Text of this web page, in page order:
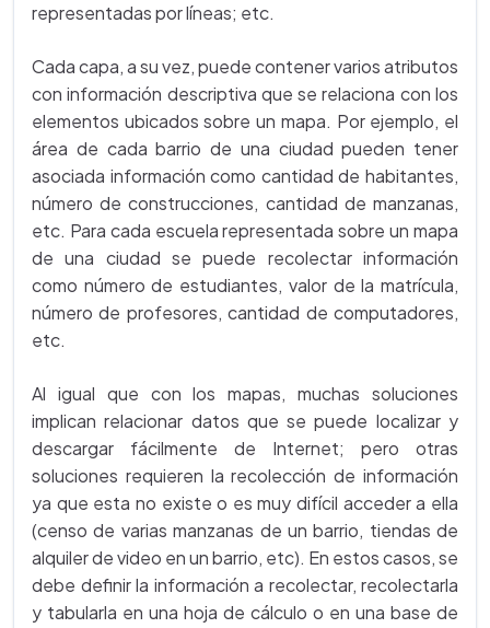
representadas por líneas; etc.
Cada capa, a su vez, puede contener varios atributos
con información descriptiva que se relaciona con los
elementos ubicados sobre un mapa. Por ejemplo, el
área de cada barrio de una ciudad pueden tener
asociada información como cantidad de habitantes,
número de construcciones, cantidad de manzanas,
etc. Para cada escuela representada sobre un mapa
de una ciudad se puede recolectar información
como número de estudiantes, valor de la matrícula,
número de profesores, cantidad de computadores,
etc.
Al igual que con los mapas, muchas soluciones
implican relacionar datos que se puede localizar y
descargar fácilmente de Internet; pero otras
soluciones requieren la recolección de información
ya que esta no existe o es muy difícil acceder a ella
(censo de varias manzanas de un barrio, tiendas de
alquiler de video en un barrio, etc). En estos casos, se
debe definir la información a recolectar, recolectarla
y tabularla en una hoja de cálculo o en una base de